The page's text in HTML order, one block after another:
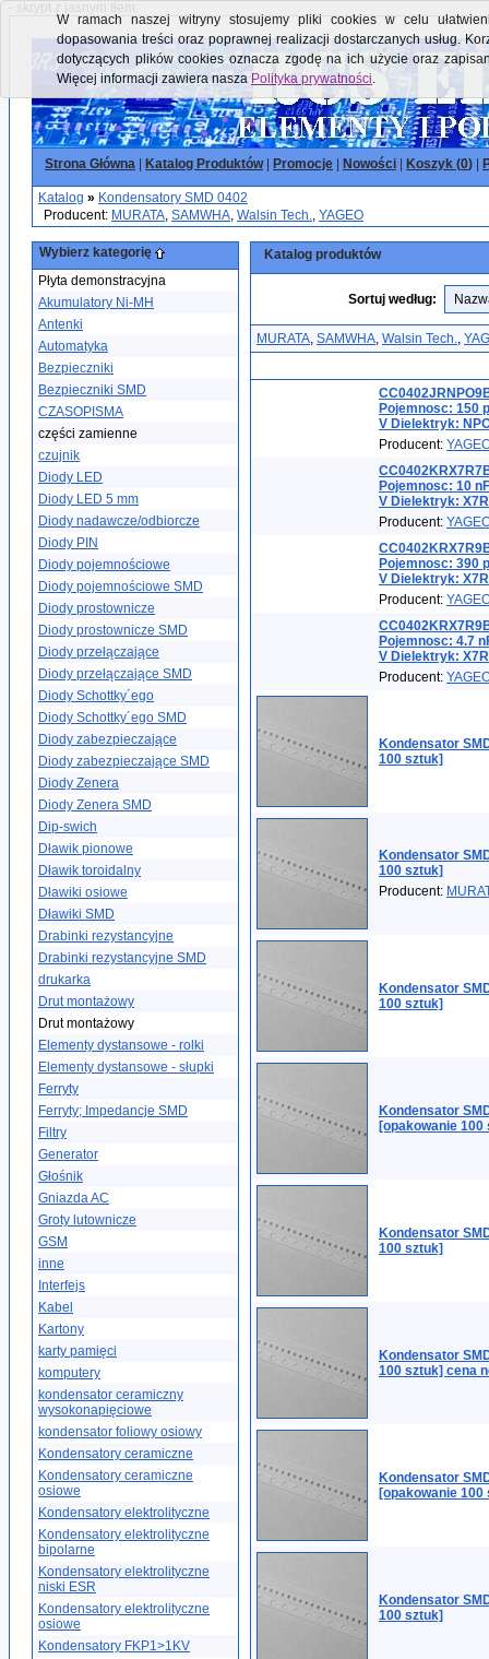
- skrypt z jasnym tłem:
Strona Główna Katalog Produktów| Promocje Nowości Koszyk (0)
Katalog » Kondensatory SMD 0402
Producent: MURATA, SAMWHA, Walsin Tech., YAGEO
Wybierz kategorię
Płyta demonstracyjna
Akumulatory Ni-MH
Antenki
Automatyka
Bezpieczniki
Bezpieczniki SMD
CZASOPISMA
części zamienne
czujnik
Diody LED
Diody LED 5 mm
Diody nadawcze/odbiorcze
Diody PIN
Diody pojemnościowe
Diody pojemnościowe SMD
Diody prostownicze
Diody prostownicze SMD
Diody przełączające
Diody przełączające SMD
Diody Schottky´ego
Diody Schottky´ego SMD
Diody zabezpieczające
Diody zabezpieczające SMD
Diody Zenera
Diody Zenera SMD
Dip-swich
Dławik pionowe
Dławik toroidalny
Dławiki osiowe
Dławiki SMD
Drabinki rezystancyjne
Drabinki rezystancyjne SMD
drukarka
Drut montażowy
Drut montażowy
Elementy dystansowe - rolki
Elementy dystansowe - słupki
Ferryty
Ferryty; Impedancje SMD
Filtry
Generator
Głośnik
Gniazda AC
Groty lutownicze
GSM
inne
Interfejs
Kabel
Kartony
karty pamięci
komputery
kondensator ceramiczny
wysokonapięciowe
kondensator foliowy osiowy
Kondensatory ceramiczne
Kondensatory ceramiczne
osiowe
Kondensatory elektrolityczne
Kondensatory elektrolityczne
bipolarne
Kondensatory elektrolityczne
niski ESR
Kondensatory elektrolityczne
osiowe
Kondensatory FKP1>1KV
Katalog produktów
Sortuj według:
MURATA, SAMWHA, Walsin Tech.,
Pojemnosc: 150
V Dielektryk:
Producent:
Pojemnosc: 10
V Dielektryk:
Producent:
Pojemnosc: 390
V Dielektryk:
Producent:
Pojemnosc: 4.7
V Dielektryk:
Producent:
Kondensator
100 sztuk]
Kondensator
100 sztuk]
Producent:
Kondensator
100 sztuk]
Kondensator
[opakowanie 100
Kondensator
100 sztuk]
Kondensator
100 sztuk] cena
Kondensator
[opakowanie 100
Kondensator
100 sztuk]
W ramach naszej witryny stosujemy pliki cookies w celu
dopasowania treści oraz poprawnej realizacji dostarczanych usług.
dotyczących plików cookies oznacza zgodę na ich użycie oraz
Więcej informacji zawiera nasza Polityka prywatności.